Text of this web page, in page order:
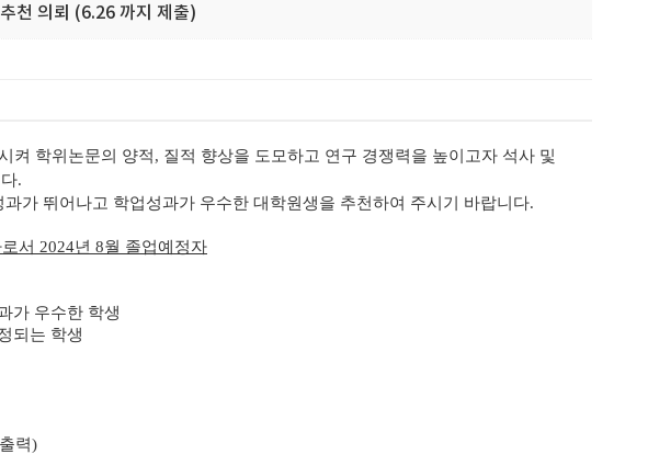
천 의뢰 (6.26 까지 제출)
켜 학위논문의 양적, 질적 향상을 도모하고 연구 경쟁력을 높이고자 석사 및
.
가 뛰어나고 학업성과가 우수한 대학원생을 추천하여 주시기 바랍니다.
서 2024년 8월 졸업예정자
가 우수한 학생
되는 학생
력)